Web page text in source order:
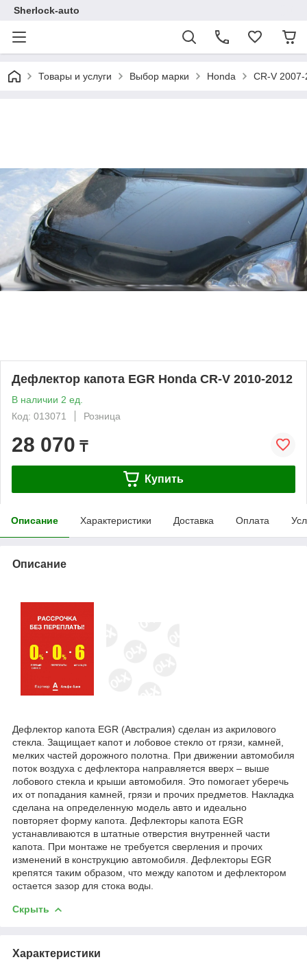
Sherlock-auto
Товары и услуги Выбор марки Honda CR-V
Дефлектор капота EGR Honda CR-V 2010-2012
В наличии 2 ед.
Код: 013071
Розница
28 070 ₸
Купить
Описание Характеристики Доставка Оплата
Описание
Дефлектор капота EGR (Австралия) сделан из акрилового
стекла. Защищает капот и лобовое стекло от грязи, камней,
мелких частей дорожного полотна. При движении автомобиля
поток воздуха с дефлектора направляется вверх – выше
лобового стекла и крыши автомобиля. Это помогает уберечь
их от попадания камней, грязи и прочих предметов. Накладка
сделана на определенную модель авто и идеально
повторяет форму капота. Дефлекторы капота EGR
устанавливаются в штатные отверстия внутренней части
капота. При монтаже не требуется сверления и прочих
изменений в конструкцию автомобиля. Дефлекторы EGR
крепятся таким образом, что между капотом и дефлектором
остается зазор для стока воды.
Скрыть
Характеристики